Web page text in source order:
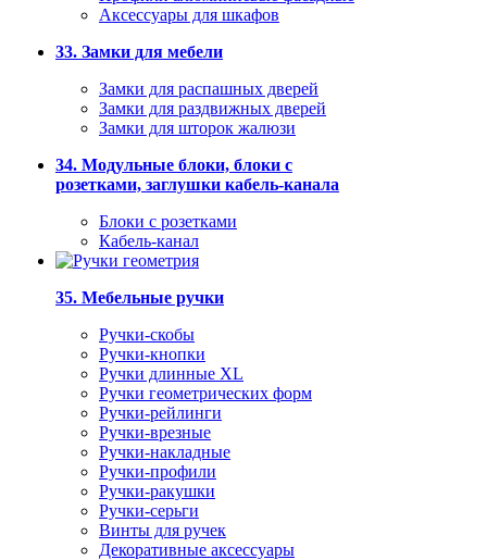
Аксессуары для шкафов
33. Замки для мебели
Замки для распашных дверей
Замки для раздвижных дверей
Замки для шторок жалюзи
34. Модульные блоки, блоки с
розетками, заглушки кабель-канала
Блоки с розетками
Кабель-канал
35. Мебельные ручки
Ручки-скобы
Ручки-кнопки
Ручки длинные XL
Ручки геометрических форм
Ручки-рейлинги
Ручки-врезные
Ручки-накладные
Ручки-профили
Ручки-ракушки
Ручки-серьги
Винты для ручек
Декоративные аксессуары